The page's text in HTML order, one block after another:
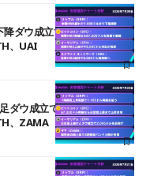
ダウ成立で下値追う展開
、UAI
ダウ成立で1.185ドルを狙う
、ZAMA